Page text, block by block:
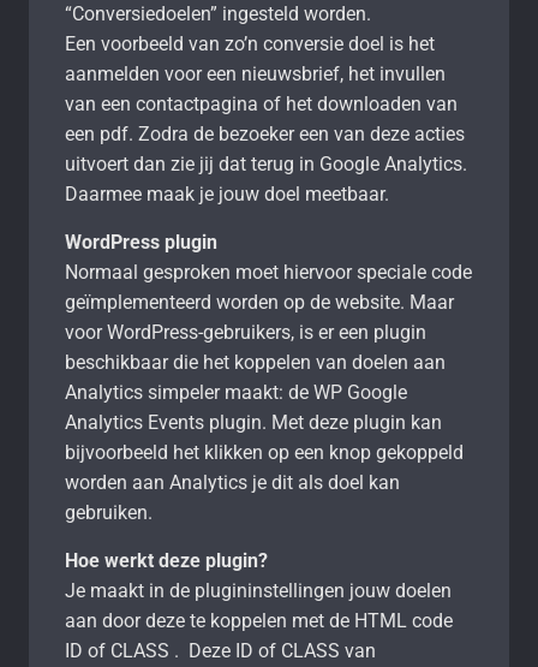
“Conversiedoelen” ingesteld worden.
Een voorbeeld van zo’n conversie doel is het
aanmelden voor een nieuwsbrief, het invullen
van een contactpagina of het downloaden van
een pdf. Zodra de bezoeker een van deze acties
uitvoert dan zie jij dat terug in Google Analytics.
Daarmee maak je jouw doel meetbaar.
WordPress plugin
Normaal gesproken moet hiervoor speciale code
geïmplementeerd worden op de website. Maar
voor WordPress-gebruikers, is er een plugin
beschikbaar die het koppelen van doelen aan
Analytics simpeler maakt: de WP Google
Analytics Events plugin. Met deze plugin kan
bijvoorbeeld het klikken op een knop gekoppeld
worden aan Analytics je dit als doel kan
gebruiken.
Hoe werkt deze plugin?
Je maakt in de plugininstellingen jouw doelen
aan door deze te koppelen met de HTML code
ID of CLASS . Deze ID of CLASS van